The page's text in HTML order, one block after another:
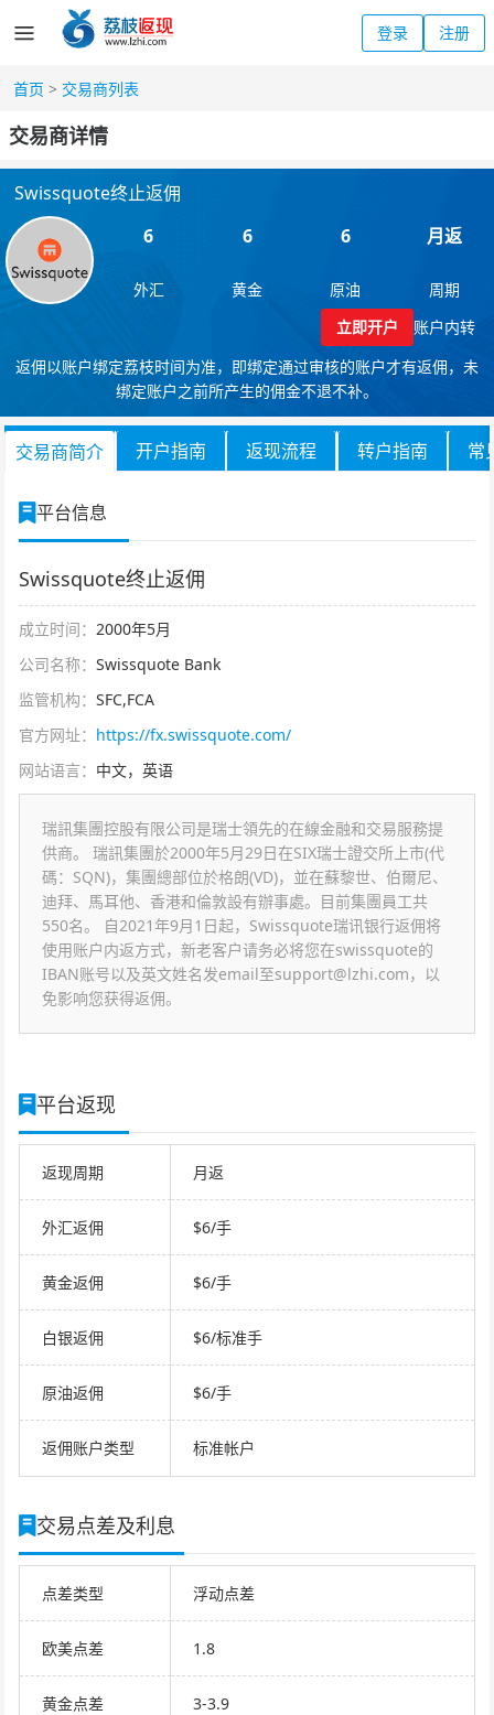
登录 注册
首页 > 交易商列表
交易商详情
Swissquote终止返佣
6
外汇
6
黄金
6
原油
月返
周期
立即开户
账户内转
返佣以账户绑定荔枝时间为准，即绑定通过审核的账户才有返佣，未
绑定账户之前所产生的佣金不退不补。
交易商简介 开户指南 返现流程 转户指南 常
平台信息
Swissquote终止返佣
成立时间： 2000年5月
公司名称： Swissquote Bank
监管机构： SFC,FCA
官方网址： https://fx.swissquote.com/
网站语言： 中文，英语
瑞訊集團控股有限公司是瑞士領先的在線金融和交易服務提
供商。 瑞訊集團於2000年5月29日在SIX瑞士證交所上市(代
碼：SQN)，集團總部位於格朗(VD)，並在蘇黎世、伯爾尼、
迪拜、馬耳他、香港和倫敦設有辦事處。目前集團員工共
550名。 自2021年9月1日起，Swissquote瑞讯银行返佣将
使用账户内返方式，新老客户请务必将您在swissquote的
IBAN账号以及英文姓名发email至support@lzhi.com，以
免影响您获得返佣。
平台返现
返现周期 月返
外汇返佣 $6/手
黄金返佣 $6/手
白银返佣 $6/标准手
原油返佣 $6/手
返佣账户类型 标准帐户
交易点差及利息
点差类型 浮动点差
欧美点差 1.8
黄金点差 3-3.9